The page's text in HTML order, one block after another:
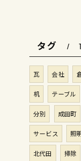
タグ
瓦 会社
机 テーブル
分別 成田町
サービス 照
北代田 掃除